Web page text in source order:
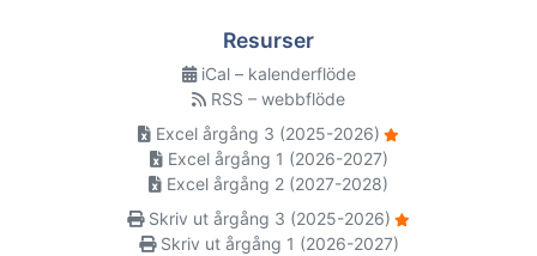
Resurser
iCal – kalenderflöde
RSS – webbflöde
Excel årgång 3 (2025-2026)
Excel årgång 1 (2026-2027)
Excel årgång 2 (2027-2028)
Skriv ut årgång 3 (2025-2026)
Skriv ut årgång 1 (2026-2027)